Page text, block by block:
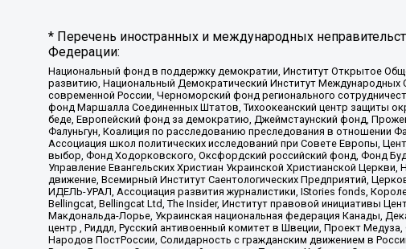
* Перечень иностранных и международных
Федерации:
Национальный фонд в поддержку демократии, Институт Открытое
развитию, Национальный Демократический Институт Международных
современной России, Черноморский фонд регионального
фонд Маршалла Соединенных Штатов, Тихоокеанский центр защиты
беде, Европейский фонд за демократию, Джеймстаунский фонд,
Фалуньгун, Коалиция по расследованию преследования в отношении
Ассоциация школ политических исследований при Совете Европы,
выбор, Фонд Ходорковского, Оксфордский российский фонд, Фонд
Управление Евангельских Христиан Украинской Христианской
движение, Всемирный Институт Саентологических Предприятий,
ИДЕЛЬ-УРАЛ, Ассоциация развития журналистики, IStories fonds,
Bellingcat, Bellingcat Ltd, The Insider, Институт правовой инициативы
Макдональда-Лорье, Украинская национальная федерация Канады,
центр , Риддл, Русский антивоенный комитет в Швеции, Проект
Народов ПостРоссии, Солидарность с гражданским движением в